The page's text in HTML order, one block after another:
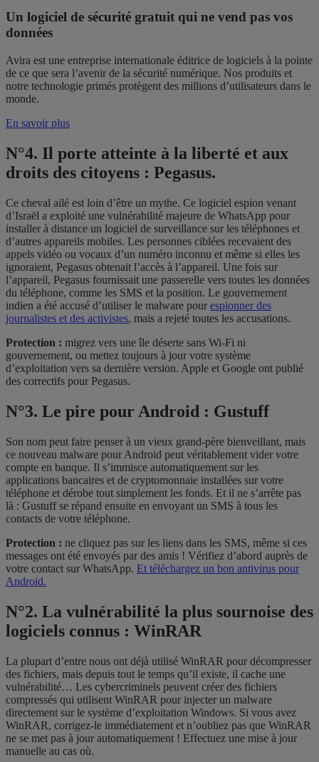
Un logiciel de sécurité gratuit qui ne vend pas vos
données
Avira est une entreprise internationale éditrice de logiciels à la pointe
de ce que sera l’avenir de la sécurité numérique. Nos produits et
notre technologie primés protègent des millions d’utilisateurs dans le
monde.
En savoir plus
N°4. Il porte atteinte à la liberté et aux
droits des citoyens : Pegasus.
Ce cheval ailé est loin d’être un mythe. Ce logiciel espion venant
d’Israël a exploité une vulnérabilité majeure de WhatsApp pour
installer à distance un logiciel de surveillance sur les téléphones et
d’autres appareils mobiles. Les personnes ciblées recevaient des
appels vidéo ou vocaux d’un numéro inconnu et même si elles les
ignoraient, Pegasus obtenait l’accès à l’appareil. Une fois sur
l’appareil, Pegasus fournissait une passerelle vers toutes les données
du téléphone, comme les SMS et la position. Le gouvernement
indien a été accusé d’utiliser le malware pour espionner des
journalistes et des activistes, mais a rejeté toutes les accusations.
Protection : migrez vers une île déserte sans Wi-Fi ni
gouvernement, ou mettez toujours à jour votre système
d’exploitation vers sa dernière version. Apple et Google ont publié
des correctifs pour Pegasus.
N°3. Le pire pour Android : Gustuff
Son nom peut faire penser à un vieux grand-père bienveillant, mais
ce nouveau malware pour Android peut véritablement vider votre
compte en banque. Il s’immisce automatiquement sur les
applications bancaires et de cryptomonnaie installées sur votre
téléphone et dérobe tout simplement les fonds. Et il ne s’arrête pas
là : Gustuff se répand ensuite en envoyant un SMS à tous les
contacts de votre téléphone.
Protection : ne cliquez pas sur les liens dans les SMS, même si ces
messages ont été envoyés par des amis ! Vérifiez d’abord auprès de
votre contact sur WhatsApp. Et téléchargez un bon antivirus pour
Android.
N°2. La vulnérabilité la plus sournoise des
logiciels connus : WinRAR
La plupart d’entre nous ont déjà utilisé WinRAR pour décompresser
des fichiers, mais depuis tout le temps qu’il existe, il cache une
vulnérabilité… Les cybercriminels peuvent créer des fichiers
compressés qui utilisent WinRAR pour injecter un malware
directement sur le système d’exploitation Windows. Si vous avez
WinRAR, corrigez-le immédiatement et n’oubliez pas que WinRAR
ne se met pas à jour automatiquement ! Effectuez une mise à jour
manuelle au cas où.